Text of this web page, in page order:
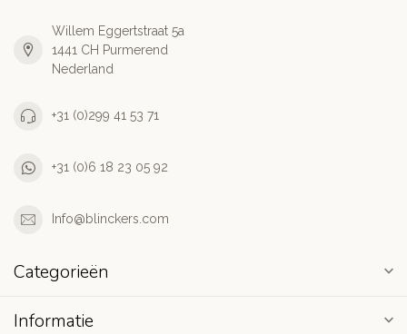
Willem Eggertstraat 5a
1441 CH Purmerend
Nederland
+31 (0)299 41 53 71
+31 (0)6 18 23 05 92
Info@blinckers.com
Categorieën
Informatie